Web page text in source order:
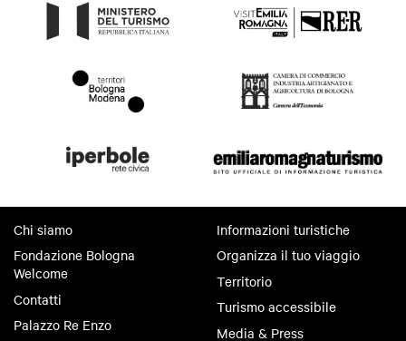
Chi siamo
Fondazione Bologna
Welcome
Contatti
Palazzo Re Enzo
Informazioni turistiche
Organizza il tuo viaggio
Territorio
Turismo accessibile
Media & Press